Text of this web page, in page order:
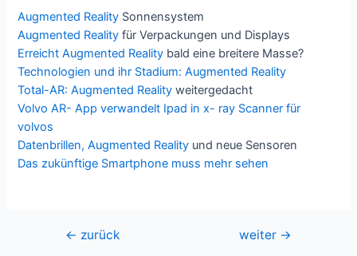
Augmented Reality Sonnensystem
Augmented Reality für Verpackungen und Displays
ErreichtAugmented Reality bald eine breitere Masse?
Technologien und ihr Stadium:Augmented Reality
Total-AR:Augmented Reality weitergedacht
Volvo AR- App verwandelt Ipad in x- ray Scanner für
volvos
Datenbrillen,Augmented Reality und neue Sensoren
Das zukünftige Smartphone muss mehr sehen
Beitrags-
← zurück weiter →